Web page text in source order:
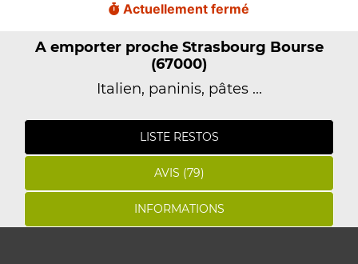
Actuellement fermé
A emporter proche Strasbourg Bourse
(67000)
Italien, paninis, pâtes ...
LISTE RESTOS
AVIS (79)
INFORMATIONS